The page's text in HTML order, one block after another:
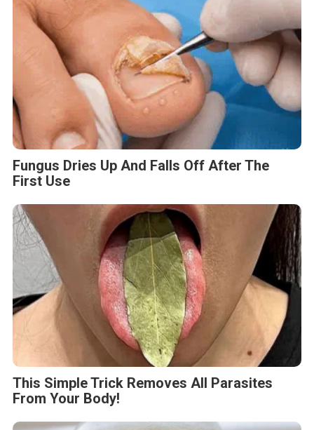
Fungus Dries Up And Falls Off After The
First Use
This Simple Trick Removes All Parasites
From Your Body!